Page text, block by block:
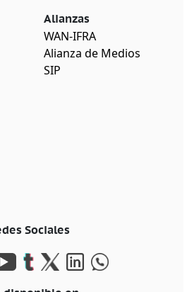
Alianzas
WAN-IFRA
Alianza de Medios
SIP
Sociales